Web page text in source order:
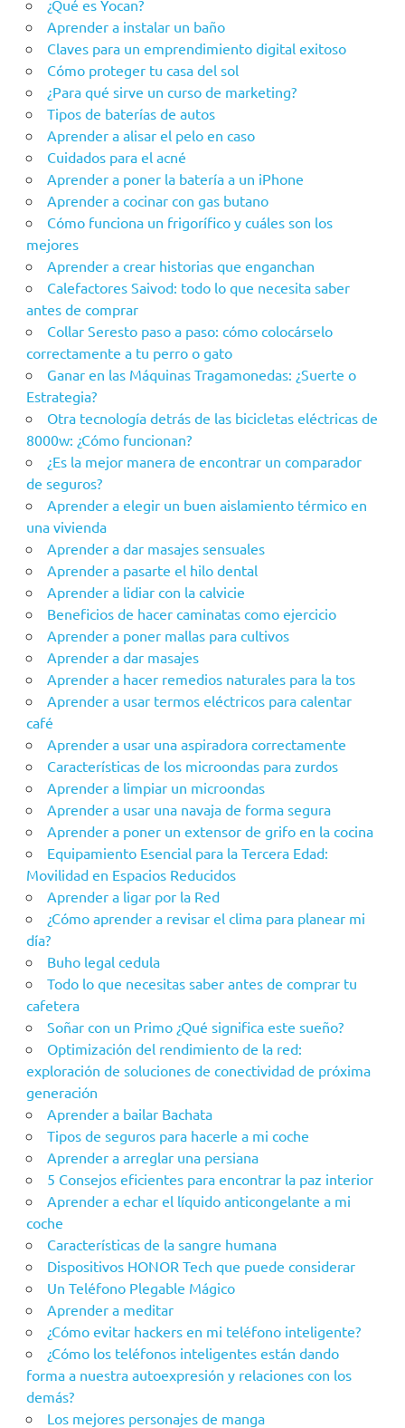
¿Qué es Yocan?
Aprender a instalar un baño
Claves para un emprendimiento digital exitoso
Cómo proteger tu casa del sol
¿Para qué sirve un curso de marketing?
Tipos de baterías de autos
Aprender a alisar el pelo en caso
Cuidados para el acné
Aprender a poner la batería a un iPhone
Aprender a cocinar con gas butano
Cómo funciona un frigorífico y cuáles son los
mejores
Aprender a crear historias que enganchan
Calefactores Saivod: todo lo que necesita saber
antes de comprar
Collar Seresto paso a paso: cómo colocárselo
correctamente a tu perro o gato
Ganar en las Máquinas Tragamonedas: ¿Suerte o
Estrategia?
Otra tecnología detrás de las bicicletas eléctricas de
8000w: ¿Cómo funcionan?
¿Es la mejor manera de encontrar un comparador
de seguros?
Aprender a elegir un buen aislamiento térmico en
una vivienda
Aprender a dar masajes sensuales
Aprender a pasarte el hilo dental
Aprender a lidiar con la calvicie
Beneficios de hacer caminatas como ejercicio
Aprender a poner mallas para cultivos
Aprender a dar masajes
Aprender a hacer remedios naturales para la tos
Aprender a usar termos eléctricos para calentar
café
Aprender a usar una aspiradora correctamente
Características de los microondas para zurdos
Aprender a limpiar un microondas
Aprender a usar una navaja de forma segura
Aprender a poner un extensor de grifo en la cocina
Equipamiento Esencial para la Tercera Edad:
Movilidad en Espacios Reducidos
Aprender a ligar por la Red
¿Cómo aprender a revisar el clima para planear mi
día?
Buho legal cedula
Todo lo que necesitas saber antes de comprar tu
cafetera
Soñar con un Primo ¿Qué significa este sueño?
Optimización del rendimiento de la red:
exploración de soluciones de conectividad de próxima
generación
Aprender a bailar Bachata
Tipos de seguros para hacerle a mi coche
Aprender a arreglar una persiana
5 Consejos eficientes para encontrar la paz interior
Aprender a echar el líquido anticongelante a mi
coche
Características de la sangre humana
Dispositivos HONOR Tech que puede considerar
Un Teléfono Plegable Mágico
Aprender a meditar
¿Cómo evitar hackers en mi teléfono inteligente?
¿Cómo los teléfonos inteligentes están dando
forma a nuestra autoexpresión y relaciones con los
demás?
Los mejores personajes de manga